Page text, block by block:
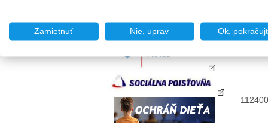
Zamietnuť Nie, uprav Ok,